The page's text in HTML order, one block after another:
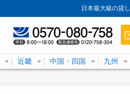
日本最大級の貸
近畿 中国・四国 九州